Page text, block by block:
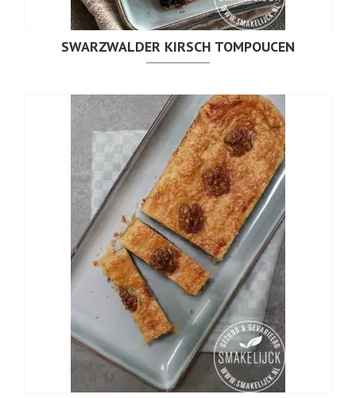
SWARZWALDER KIRSCH TOMPOUCEN